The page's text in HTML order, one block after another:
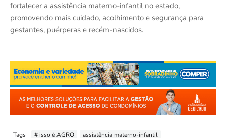
fortalecer a assistência materno-infantil no estado,
promovendo mais cuidado, acolhimento e segurança para
gestantes, puérperas e recém-nascidos.
Tags # isso é AGRO assistência materno-infantil